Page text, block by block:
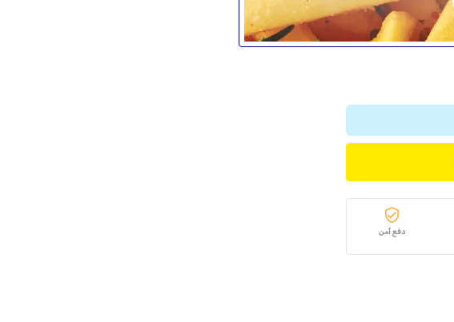
دفع آمن